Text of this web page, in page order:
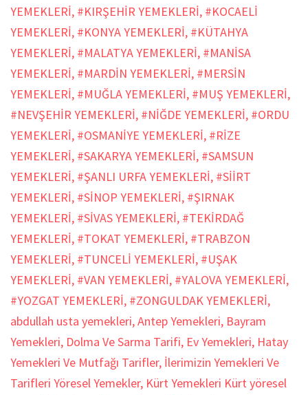
YEMEKLERİ, #KIRŞEHİR YEMEKLERİ, #KOCAELİ
YEMEKLERİ, #KONYA YEMEKLERİ, #KÜTAHYA
YEMEKLERİ, #MALATYA YEMEKLERİ, #MANİSA
YEMEKLERİ, #MARDİN YEMEKLERİ, #MERSİN
YEMEKLERİ, #MUĞLA YEMEKLERİ, #MUŞ YEMEKLERİ,
#NEVŞEHİR YEMEKLERİ, #NİĞDE YEMEKLERİ, #ORDU
YEMEKLERİ, #OSMANİYE YEMEKLERİ, #RİZE
YEMEKLERİ, #SAKARYA YEMEKLERİ, #SAMSUN
YEMEKLERİ, #ŞANLI URFA YEMEKLERİ, #SİİRT
YEMEKLERİ, #SİNOP YEMEKLERİ, #ŞIRNAK
YEMEKLERİ, #SİVAS YEMEKLERİ, #TEKİRDAĞ
YEMEKLERİ, #TOKAT YEMEKLERİ, #TRABZON
YEMEKLERİ, #TUNCELİ YEMEKLERİ, #UŞAK
YEMEKLERİ, #VAN YEMEKLERİ, #YALOVA YEMEKLERİ,
#YOZGAT YEMEKLERİ, #ZONGULDAK YEMEKLERİ,
abdullah usta yemekleri,Antep Yemekleri, Bayram
Yemekleri, Dolma Ve Sarma Tarifi, Ev Yemekleri, Hatay
Yemekleri Ve Mutfağı Tarifler, İlerimizin Yemekleri Ve
Tarifleri Yöresel Yemekler, Kürt Yemekleri Kürt yöresel